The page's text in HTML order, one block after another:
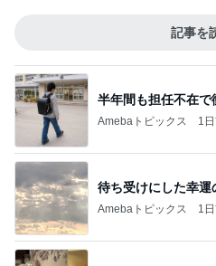
記事を
半年間も担任不在で
Amebaトピックス 1
待ち受けにした幸運
Amebaトピックス 1